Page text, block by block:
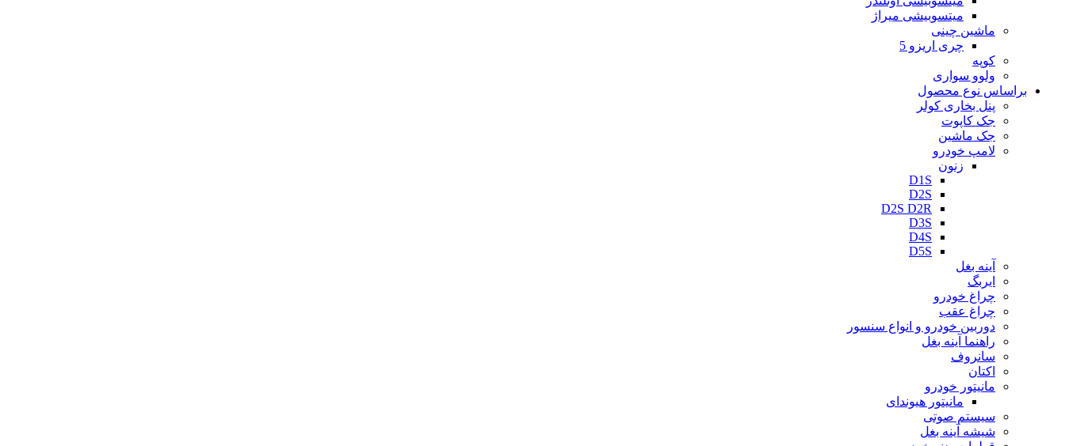
میتسوبیشی میراژ
ماشین چینی
چری اریزو 5
کوپه
ولوو سواری
براساس نوع محصول
پنل بخاری کولر
جک کاپوت
جک ماشین
لامپ خودرو
زنون
D1S
D2S
D2S D2R
D3S
D4S
D5S
آینه بغل
ایربگ
چراغ خودرو
چراغ عقب
دوربین خودرو و انواع سنسور
راهنما آینه بغل
سانروف
اکتان
مانیتور خودرو
مانیتور هیوندای
سیستم صوتی
شیشه آینه بغل